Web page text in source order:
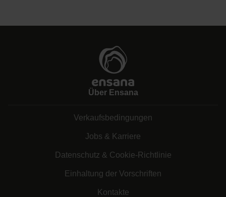
Über Ensana
Verkaufsbedingungen
Jobs & Karriere
Datenschutz & Cookie-Richtlinie
Einhaltung der Vorschriften
Kontakte